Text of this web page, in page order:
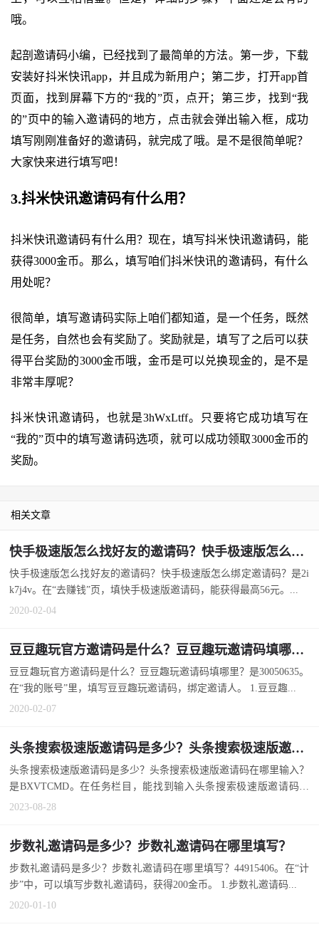
哦。
起剖邀请码小编，已经找到了最简单的方法。第一步，下载
安装好抖米快讯app，并且成为新用户；第二步，打开app首
页面，找到屏幕下方的“我的”页，点开；第三步，找到“我
的”页中的输入邀请码的地方，点击就会弹出输入框，成功
填写刚刚准备好的邀请码，就完成了哦。是不是很简单呢？
大家快来进行填写吧！
3.抖米快讯邀请码有什么用？
抖米快讯邀请码有什么用？现在，填写抖米快讯邀请码，能
获得3000金币。那么，填写咱们抖米快讯的邀请码，有什么
用处呢？
很简单，填写邀请码实际上咱们都知道，是一个任务，既然
是任务，自然也会有奖励了。奖励就是，填写了之后可以获
得平台奖励的3000金币哦，金币是可以兑换现金的，是不是
非常丰厚呢？
抖米快讯邀请码，也就是3hWxLtff。只要将它成功填写在
“我的”页中的填写邀请码选项，就可以成功领取3000金币的
奖励。
相关文章
快手极速版怎么找好友的邀请码？快手极速版怎么绑定邀请码？
快手极速版怎么找好友的邀请码？快手极速版怎么绑定邀请码？是2i
k7j4v。在“去赚钱”页，填快手极速版邀请码，能获得最高56元。...
2020-02-04
豆豆趣玩官方邀请码是什么？豆豆趣玩邀请码填哪里？
豆豆趣玩官方邀请码是什么？豆豆趣玩邀请码填哪里？是30050635。
在“我的账号”里，填写豆豆趣玩邀请码，绑定邀请人。 1.豆豆趣...
2020-02-07
头条搜索极速版邀请码是多少？头条搜索极速版邀请码在哪里输入？
头条搜索极速版邀请码是多少？头条搜索极速版邀请码在哪里输入？
是BXVTCMD。在任务栏目，能找到输入头条搜索极速版邀请码的
地...
2023-08-28
步数礼邀请码是多少？步数礼邀请码在哪里填写？
步数礼邀请码是多少？步数礼邀请码在哪里填写？44915406。在“计
步”中，可以填写步数礼邀请码，获得200金币。 1.步数礼邀请码...
2020-01-10